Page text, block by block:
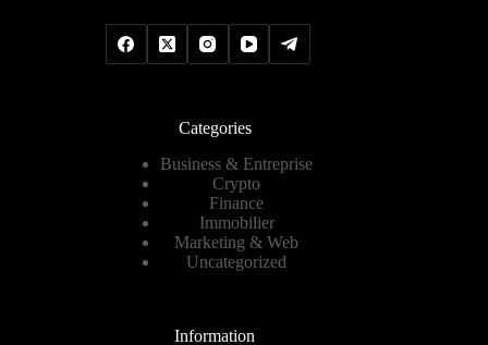
Categories
Business & Entreprise
Crypto
Finance
Immobilier
Marketing & Web
Uncategorized
Information